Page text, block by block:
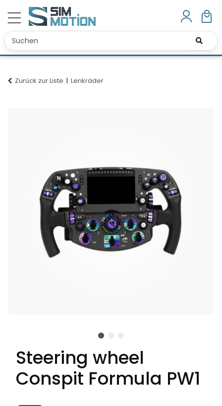
Zurück zur Liste Lenkräder
Steering wheel
Conspit Formula PW1